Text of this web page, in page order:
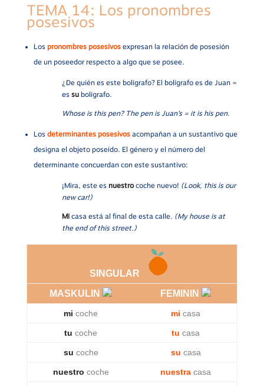
TEMA 14: Los pronombres
posesivos
Los pronombres posesivosexpresan la relación de posesión
de un poseedor respecto a algo que se posee.
¿De quién es este bolígrafo? El bolígrafo es de Juan =
es subolígrafo.
Whose is this pen? The pen is Juan’s = it is his pen.
Los determinantes posesivosacompañan a un sustantivo que
designa el objeto poseído. El género y el número del
determinante concuerdan con este sustantivo:
¡Mira, este es nuestrocoche nuevo! (Look, this is our
new car!)
Micasa está al final de esta calle. (My house is at
the end of this street.)
SINGULAR
MASKULIN
FEMININ
micoche micasa
tucoche tucasa
su coche su casa
nuestro coche nuestracasa